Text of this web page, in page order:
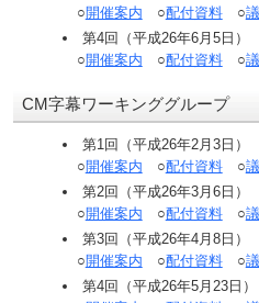
○開催案内 ○配付資料○
第4回（平成26年6月5日）
○開催案内 ○配付資料○
CM字幕ワーキンググループ
第1回（平成26年2月3日）
○開催案内 ○配付資料○
第2回（平成26年3月6日）
○開催案内 ○配付資料○
第3回（平成26年4月8日）
○開催案内 ○配付資料○
第4回（平成26年5月23日）